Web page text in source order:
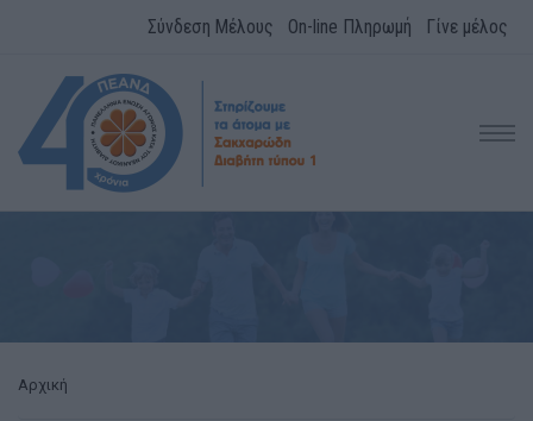
Σύνδεση Μέλους On-line Πληρωμή Γίνε μέλος
Αρχική